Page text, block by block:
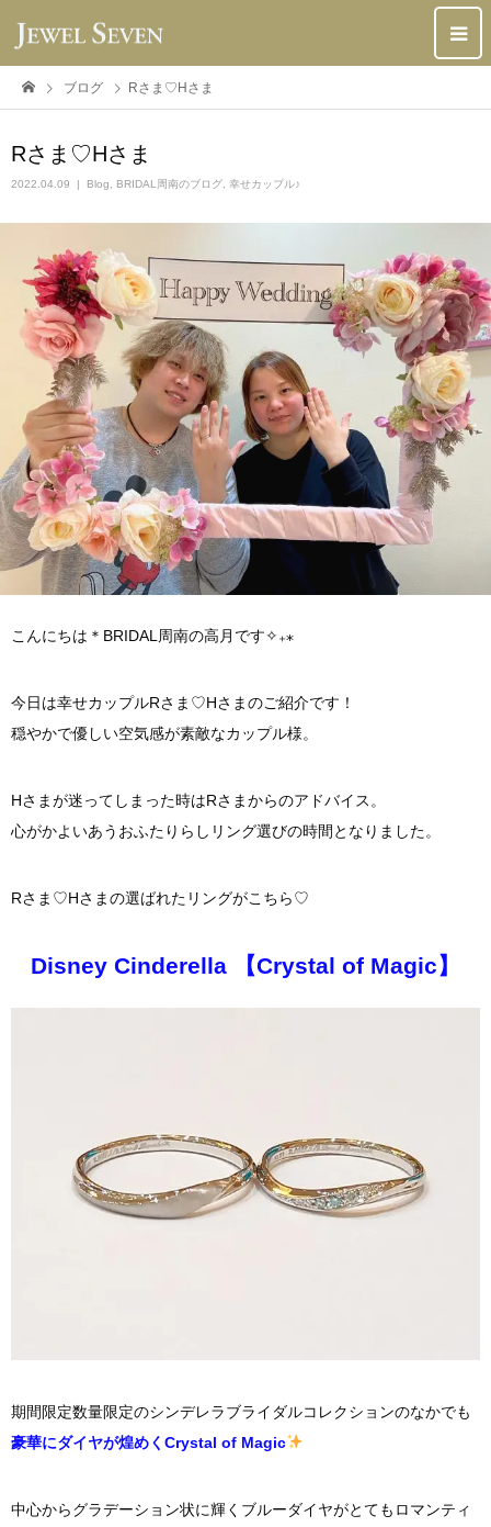
ブログ Rさま♡Hさま
Rさま♡Hさま
2022.04.09 Blog BRIDAL周南のブログ 幸せカップル♪
こんにちは＊BRIDAL周南の高月です✧₊⁎
今日は幸せカップルRさま♡Hさまのご紹介です！
穏やかで優しい空気感が素敵なカップル様。
Hさまが迷ってしまった時はRさまからのアドバイス。
心がかよいあうおふたりらしリング選びの時間となりました。
Rさま♡Hさまの選ばれたリングがこちら♡
Disney Cinderella 【Crystal of Magic】
期間限定数量限定のシンデレラブライダルコレクションのなかでも
豪華にダイヤが煌めくCrystal of Magic
中心からグラデーション状に輝くブルーダイヤがとてもロマンティ